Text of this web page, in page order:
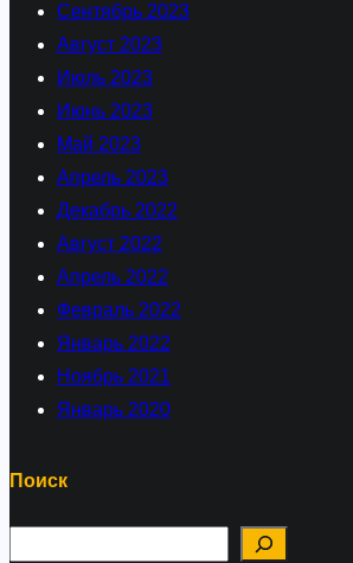
Сентябрь 2023
Август 2023
Июль 2023
Июнь 2023
Май 2023
Апрель 2023
Декабрь 2022
Август 2022
Апрель 2022
Февраль 2022
Январь 2022
Ноябрь 2021
Январь 2020
Поиск